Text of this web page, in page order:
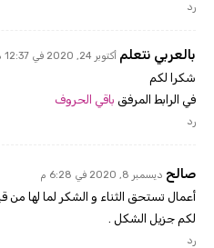
رد
بالعربي نتعلم أكتوبر 24, 2020 في 12:37 م
شكرا لكم
في الرابط المرفق باقي الحروف
رد
صالح ديسمبر 8, 2020 في 6:28 م
أعمال تستحق الثناء و الشكر لما لها من
لكم جزيل الشكل .
رد